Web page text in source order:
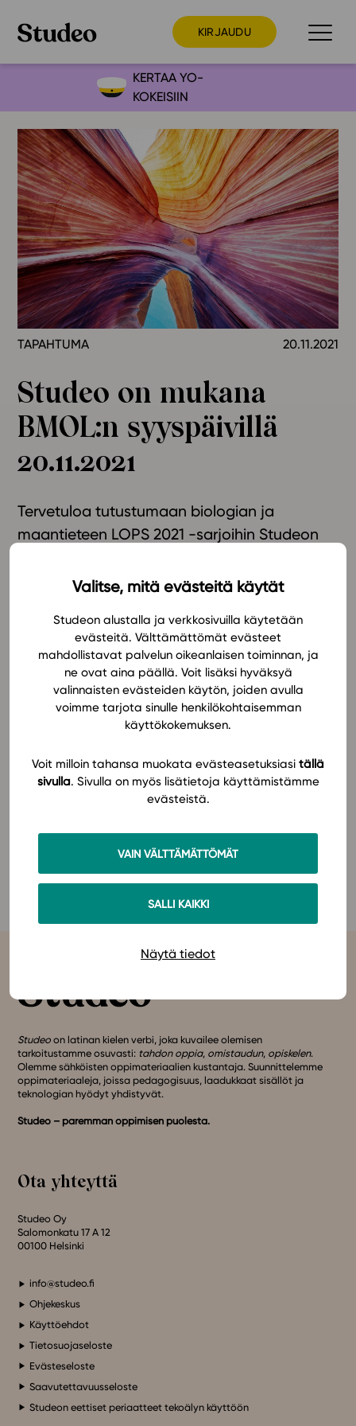
Valitse, mitä evästeitä käytät
Studeon alustalla ja verkkosivuilla käytetään
evästeitä. Välttämättömät evästeet
mahdollistavat palvelun oikeanlaisen toiminnan, ja
ne ovat aina päällä. Voit lisäksi hyväksyä
valinnaisten evästeiden käytön, joiden avulla
voimme tarjota sinulle henkilökohtaisemman
käyttökokemuksen.
Voit milloin tahansa muokata evästeasetuksiasi tällä
sivulla. Sivulla on myös lisätietoja käyttämistämme
evästeistä.
VAIN VÄLTTÄMÄTTÖMÄT
SALLI KAIKKI
Näytä tiedot
KIRJAUDU
Preppaaja
Opettaja
Opiskelija
Huoltaja
Kokeilutarjous
Ainstain
Alakoulu
Yläkoulu
Lukio
Ominaisuudet
Tapahtumakalenteri
Webinaari­tallenteet
Suosittelut
Ohjevideot
Oppikirjailijat
Tietoa meistä
Tilaa uutiskirje
Ota yhteyttä
KERTAA YO-
KOKEISIIN
TAPAHTUMA 20.11.2021
Studeo on mukana
BMOL:n syyspäivillä
20.11.2021
Tervetuloa tutustumaan biologian ja
maantieteen LOPS 2021 -sarjoihin Studeon
omalla osastolla.
Muista hyödyntää Studeon messutarjous: Tarjoamme
ilmaisen kokeilujakson, jonka aikana pääset
kokeilemaan oppimateriaaleja opiskelijoidesi kanssa.
Ota kokeilujakso käyttöön täällä:
Biologian ja maantieteen opettajien liiton syyspäivät
järjestetään lauantaina 20.11.2021 Otaniemen lukiossa
sivuilta
Tervetuloa vierailemaan osastollamme!
Studeo on latinan kielen verbi, joka kuvailee olemisen
tarkoitustamme osuvasti: tahdon oppia, omistaudun, opiskelen.
Olemme sähköisten oppimateriaalien kustantaja. Suunnittelemme
oppimateriaaleja, joissa pedagogisuus, laadukkaat sisällöt ja
teknologian hyödyt yhdistyvät.
Studeo – paremman oppimisen puolesta.
Ota yhteyttä
Studeo Oy
Salomonkatu 17 A 12
00100 Helsinki
info@studeo.fi
Ohjekeskus
Käyttöehdot
Tietosuojaseloste
Evästeseloste
Saavutettavuusseloste
Studeon eettiset periaatteet tekoälyn käyttöön